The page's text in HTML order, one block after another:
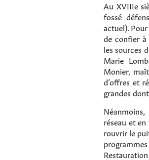
Au XVIIIe
fossé
actuel).
de confier à
les sources
Marie
Monier,
d’offres et
grandes
réseau et
rouvrir le